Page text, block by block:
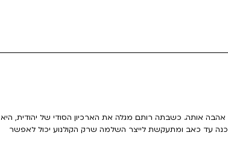
אותה. כשבתה רותם מגלה את הארכיון הסודי של יהודית, היא
עד כאב ומתעקשת לייצר השלמה שרק הקולנוע יכול לאפשר